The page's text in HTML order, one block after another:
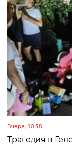
Вчера, 10:38
Трагедия в